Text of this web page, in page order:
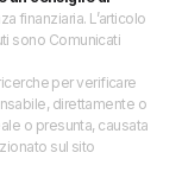
finanziaria. L’articolo
sono Comunicati
per verificare
direttamente o
o presunta, causata
sul sito